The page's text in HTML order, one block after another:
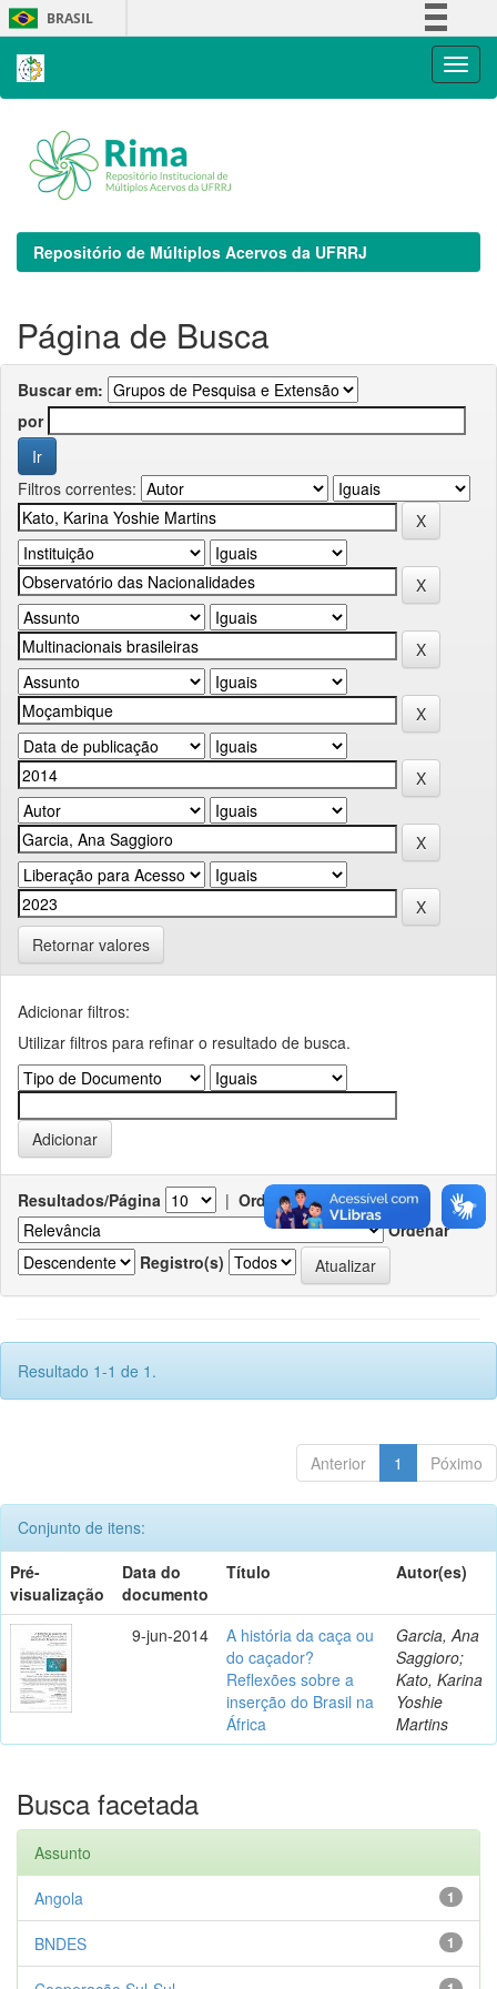
Skip
navigation
BRASIL
Repositório de Múltiplos Acervos da UFRRJ
Página de Busca
Buscar em:
por
Filtros correntes:
Retornar valores
Adicionar filtros:
Utilizar filtros para refinar o resultado de busca.
Resultados/Página | Ordenar registros por
Ordenar
Registro(s)
Resultado 1-1 de 1.
Anterior 1 Póximo
Conjunto de itens:
Pré-
visualização
Data do
documento
Título Autor(es)
9-jun-2014
A história da caça ou
do caçador?
Reflexões sobre a
inserção do Brasil na
África
Garcia, Ana
Saggioro;
Kato, Karina
Yoshie
Martins
Busca facetada
Assunto
1
Angola
1
BNDES